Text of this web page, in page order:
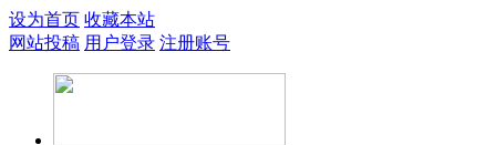
设为首页 收藏本站
网站投稿 用户登录 注册账号